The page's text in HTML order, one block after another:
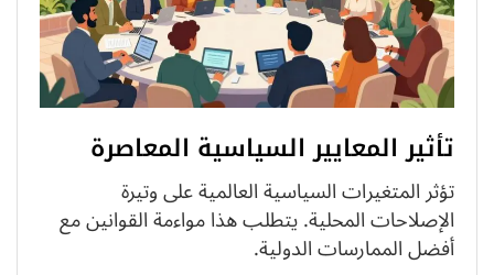
تأثير المعايير السياسية المعاصرة
تؤثر المتغيرات السياسية العالمية على وتيرة
الإصلاحات المحلية. يتطلب هذا مواءمة القوانين مع
أفضل الممارسات الدولية.